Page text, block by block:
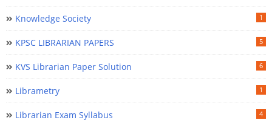
Knowledge Society 1
KPSC LIBRARIAN PAPERS 5
KVS Librarian Paper Solution 6
Librametry 1
Librarian Exam Syllabus 4